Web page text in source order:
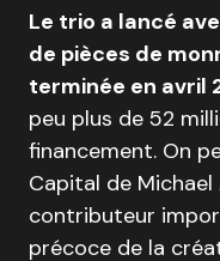
Le trio a lancé
de pièces de
terminée en avril
peu plus de 52
financement. On
Capital de
contributeur
précoce de la